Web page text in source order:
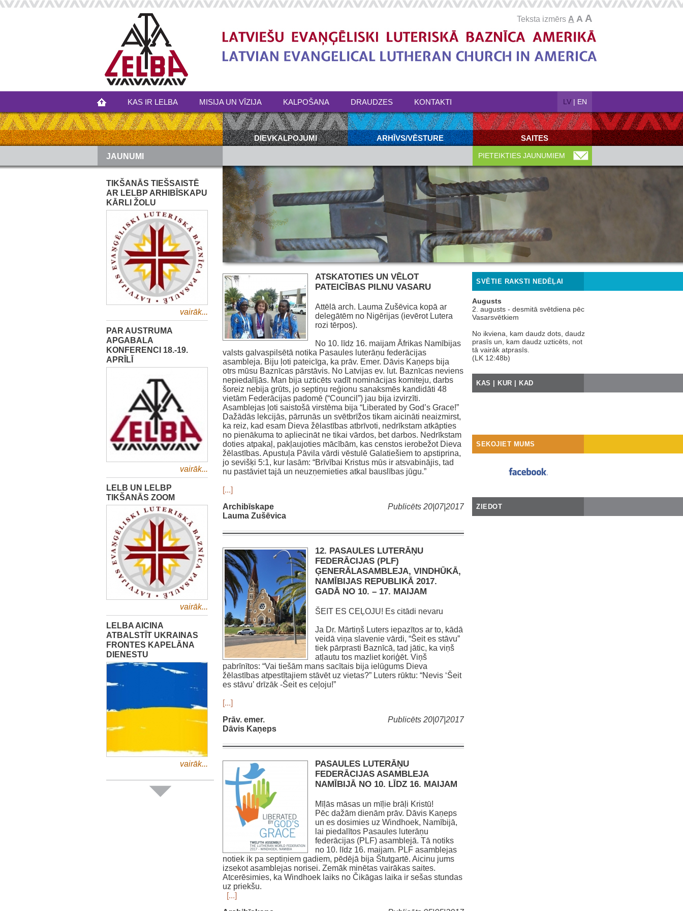
Teksta izmērs A A A
KAS IR LELBA MISIJA UN VĪZIJA KALPOŠANA DRAUDZES KONTAKTI LV | EN
DIEVKALPOJUMI ARHĪVS/VĒSTURE SAITES
JAUNUMI PIETEIKTIES JAUNUMIEM
TIKŠANĀS TIEŠSAISTĒ
AR LELBP ARHIBĪSKAPU
KĀRLI ŽOLU
vairāk...
PAR AUSTRUMA
APGABALA
KONFERENCI 18.-19.
APRĪLĪ
vairāk...
LELB UN LELBP
TIKŠANĀS ZOOM
vairāk...
LELBA AICINA
ATBALSTĪT UKRAINAS
FRONTES KAPELĀNA
DIENESTU
vairāk...
ATSKATOTIES UN VĒLOT
PATEICĪBAS PILNU VASARU
Attēlā arch. Lauma Zušēvica kopā ar
delegātēm no Nigērijas (ievērot Lutera
rozi tērpos).
No 10. līdz 16. maijam Āfrikas Namībijas
valsts galvaspilsētā notika Pasaules luterāņu federācijas
asambleja. Biju ļoti pateicīga, ka prāv. Emer. Dāvis Kaņeps bija
otrs mūsu Baznīcas pārstāvis. No Latvijas ev. lut. Baznīcas neviens
nepiedalījās. Man bija uzticēts vadīt nominācijas komiteju, darbs
šoreiz nebija grūts, jo septiņu reģionu sanaksmēs kandidāti 48
vietām Federācijas padomē (“Council”) jau bija izvirzīti.
Asamblejas ļoti saistošā virstēma bija “Liberated by God’s Grace!”
Dažādās lekcijās, pārrunās un svētbrīžos tikam aicināti neaizmirst,
ka reiz, kad esam Dieva žēlastības atbrīvoti, nedrīkstam atkāpties
no pienākuma to apliecināt ne tikai vārdos, bet darbos. Nedrīkstam
doties atpakaļ, pakļaujoties mācībām, kas censtos ierobežot Dieva
žēlastības. Apustuļa Pāvila vārdi vēstulē Galatiešiem to apstiprina,
jo sevišķi 5:1, kur lasām: “Brīvībai Kristus mūs ir atsvabinājis, tad
nu pastāviet tajā un neuzņemieties atkal bauslības jūgu.”
[...]
Publicēts 20|07|2017
Archibīskape
Lauma Zušēvica
12. PASAULES LUTERĀŅU
FEDERĀCIJAS (PLF)
ĢENERĀLASAMBLEJA, VINDHŪKĀ,
NAMĪBIJAS REPUBLIKĀ 2017.
GADĀ NO 10. – 17. MAIJAM
ŠEIT ES CEĻOJU! Es citādi nevaru
Ja Dr. Mārtiņš Luters iepazītos ar to, kādā
veidā viņa slavenie vārdi, “Šeit es stāvu”
tiek pārprasti Baznīcā, tad jātic, ka viņš
atļautu tos mazliet koriģēt. Viņš
pabrīnītos: “Vai tiešām mans sacītais bija ielūgums Dieva
žēlastības atpestītajiem stāvēt uz vietas?” Luters rūktu: “Nevis ‘Šeit
es stāvu’ drīzāk -Šeit es ceļoju!”
[...]
Publicēts 20|07|2017
Prāv. emer.
Dāvis Kaņeps
PASAULES LUTERĀŅU
FEDERĀCIJAS ASAMBLEJA
NAMĪBIJĀ NO 10. LĪDZ 16. MAIJAM
Mīļās māsas un mīļie brāļi Kristū!
Pēc dažām dienām prāv. Dāvis Kaņeps
un es dosimies uz Windhoek, Namībijā,
lai piedalītos Pasaules luterāņu
federācijas (PLF) asamblejā. Tā notiks
no 10. līdz 16. maijam. PLF asamblejas
notiek ik pa septiņiem gadiem, pēdējā bija Štutgartē. Aicinu jums
izsekot asamblejas norisei. Zemāk minētas vairākas saites.
Atcerēsimies, ka Windhoek laiks no Čikāgas laika ir sešas stundas
uz priekšu.
[...]
SVĒTIE RAKSTI NEDĒĻAI
Augusts
2. augusts - desmitā svētdiena pēc
Vasarsvētkiem
No ikviena, kam daudz dots, daudz
prasīs un, kam daudz uzticēts, not
tā vairāk atprasīs.
(LK 12:48b)
KAS | KUR | KAD
SEKOJIET MUMS
ZIEDOT